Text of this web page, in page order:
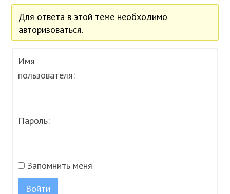
Для ответа в этой теме необходимо
авторизоваться.
Имя
пользователя:
Пароль:
Запомнить меня
Войти